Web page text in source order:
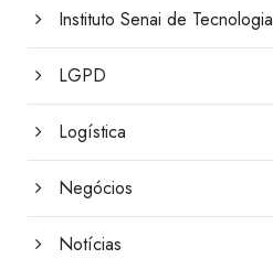
Instituto Senai de Tecnologia
LGPD
Logística
Negócios
Notícias